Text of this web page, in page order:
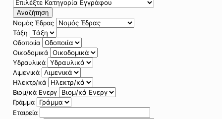
Αναζήτηση
Νομός Έδρας
Τάξη
Οδοποιία
Οικοδομικά
Υδραυλικά
Λιμενικά
Ηλεκτρ/κά
Βιομ/κά Ενεργ
Γράμμα
Εταιρεία